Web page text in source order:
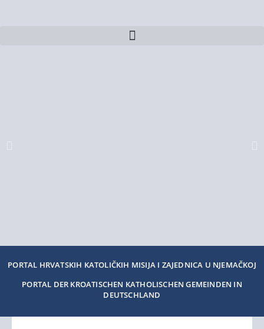
PORTAL HRVATSKIH KATOLIČKIH MISIJA I ZAJEDNICA U NJEMAČKOJ
PORTAL DER KROATISCHEN KATHOLISCHEN GEMEINDEN IN
DEUTSCHLAND